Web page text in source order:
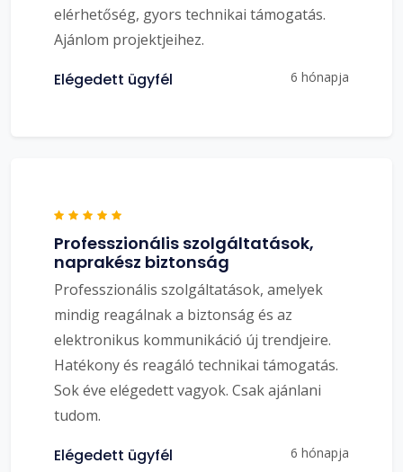
elérhetőség, gyors technikai támogatás.
Ajánlom projektjeihez.
Elégedett ügyfél 6 hónapja
Professzionális szolgáltatások,
naprakész biztonság
Professzionális szolgáltatások, amelyek
mindig reagálnak a biztonság és az
elektronikus kommunikáció új trendjeire.
Hatékony és reagáló technikai támogatás.
Sok éve elégedett vagyok. Csak ajánlani
tudom.
Elégedett ügyfél 6 hónapja